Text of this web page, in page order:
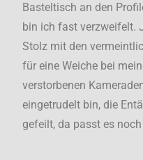
Basteltisch an den
bin ich fast verzweifelt.
Stolz mit den
für eine Weiche bei
verstorbenen
eingetrudelt bin, die
gefeilt, da passt es